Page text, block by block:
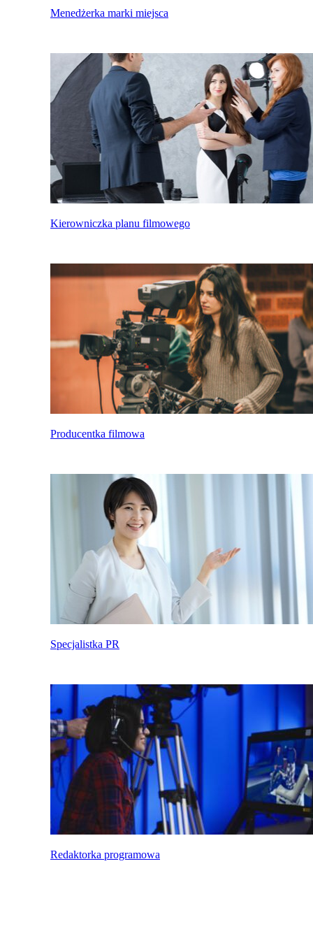
Menedżerka marki miejsca
Kierowniczka planu filmowego
Producentka filmowa
Specjalistka PR
Redaktorka programowa